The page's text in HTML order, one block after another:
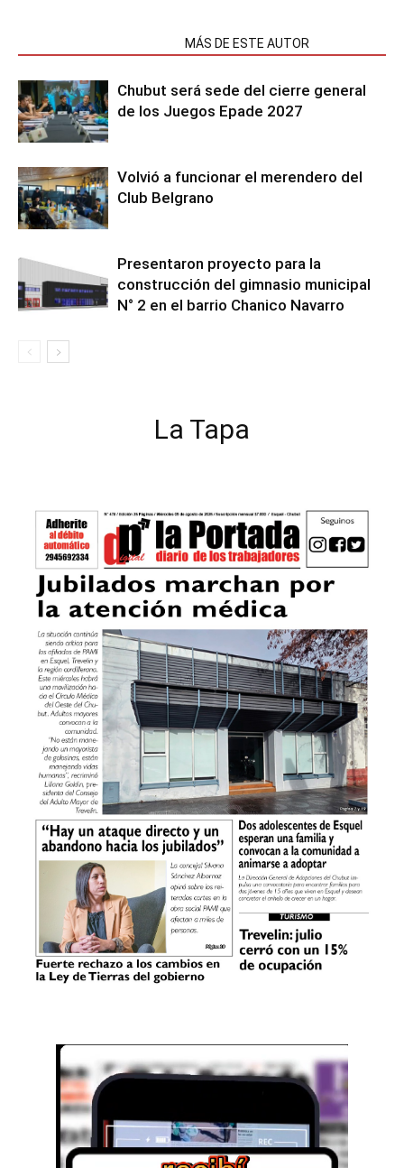
MÁS DE ESTE AUTOR
Chubut será sede del cierre general
de los Juegos Epade 2027
Volvió a funcionar el merendero del
Club Belgrano
Presentaron proyecto para la
construcción del gimnasio municipal
N° 2 en el barrio Chanico Navarro
La Tapa